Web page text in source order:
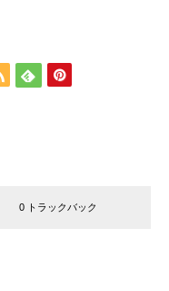
0 トラックバック